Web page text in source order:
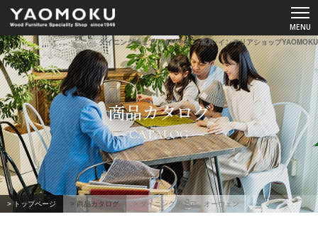
ショールーム
YAOMOKUについて
商品カタログ
スペシャルコンテンツ
ダイニングチェア オーウェン-家具･インテリアショップYAOMOKU
商品カタログ
CATALOG
> トップページ > 商品カタログ > ダイニングチェア オーウェン